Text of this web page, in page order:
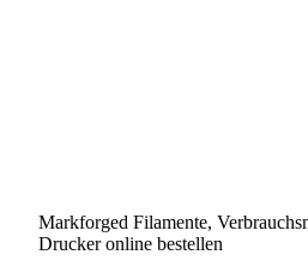
Markforged Filamente,
Drucker online bestellen